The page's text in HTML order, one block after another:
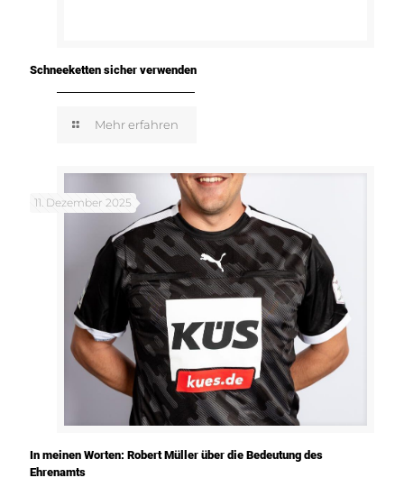
Schneeketten sicher verwenden
Mehr erfahren
11. Dezember 2025
In meinen Worten: Robert Müller über die Bedeutung des
Ehrenamts